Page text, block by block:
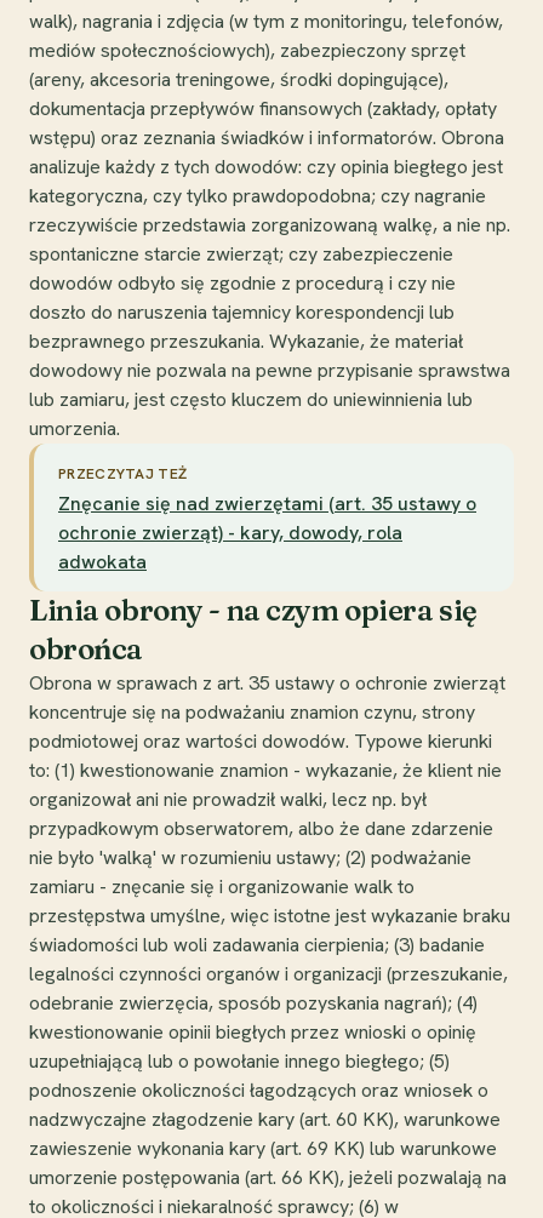
walk), nagrania i zdjęcia (w tym z monitoringu, telefonów,
mediów społecznościowych), zabezpieczony sprzęt
(areny, akcesoria treningowe, środki dopingujące),
dokumentacja przepływów finansowych (zakłady, opłaty
wstępu) oraz zeznania świadków i informatorów. Obrona
analizuje każdy z tych dowodów: czy opinia biegłego jest
kategoryczna, czy tylko prawdopodobna; czy nagranie
rzeczywiście przedstawia zorganizowaną walkę, a nie np.
spontaniczne starcie zwierząt; czy zabezpieczenie
dowodów odbyło się zgodnie z procedurą i czy nie
doszło do naruszenia tajemnicy korespondencji lub
bezprawnego przeszukania. Wykazanie, że materiał
dowodowy nie pozwala na pewne przypisanie sprawstwa
lub zamiaru, jest często kluczem do uniewinnienia lub
umorzenia.
PRZECZYTAJ TEŻ
Znęcanie się nad zwierzętami (art. 35 ustawy o
ochronie zwierząt) - kary, dowody, rola
adwokata
Linia obrony - na czym opiera się
obrońca
Obrona w sprawach z art. 35 ustawy o ochronie zwierząt
koncentruje się na podważaniu znamion czynu, strony
podmiotowej oraz wartości dowodów. Typowe kierunki
to: (1) kwestionowanie znamion - wykazanie, że klient nie
organizował ani nie prowadził walki, lecz np. był
przypadkowym obserwatorem, albo że dane zdarzenie
nie było 'walką' w rozumieniu ustawy; (2) podważanie
zamiaru - znęcanie się i organizowanie walk to
przestępstwa umyślne, więc istotne jest wykazanie braku
świadomości lub woli zadawania cierpienia; (3) badanie
legalności czynności organów i organizacji (przeszukanie,
odebranie zwierzęcia, sposób pozyskania nagrań); (4)
kwestionowanie opinii biegłych przez wnioski o opinię
uzupełniającą lub o powołanie innego biegłego; (5)
podnoszenie okoliczności łagodzących oraz wniosek o
nadzwyczajne złagodzenie kary (art. 60 KK), warunkowe
zawieszenie wykonania kary (art. 69 KK) lub warunkowe
umorzenie postępowania (art. 66 KK), jeżeli pozwalają na
to okoliczności i niekaralność sprawcy; (6) w